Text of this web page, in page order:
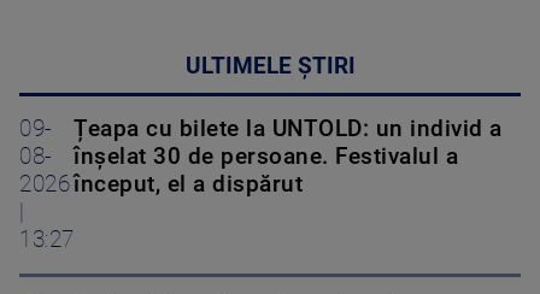
ULTIMELE ȘTIRI
09-
08-
2026
|
13:27
Țeapa cu bilete la UNTOLD: un individ a
înșelat 30 de persoane. Festivalul a
început, el a dispărut